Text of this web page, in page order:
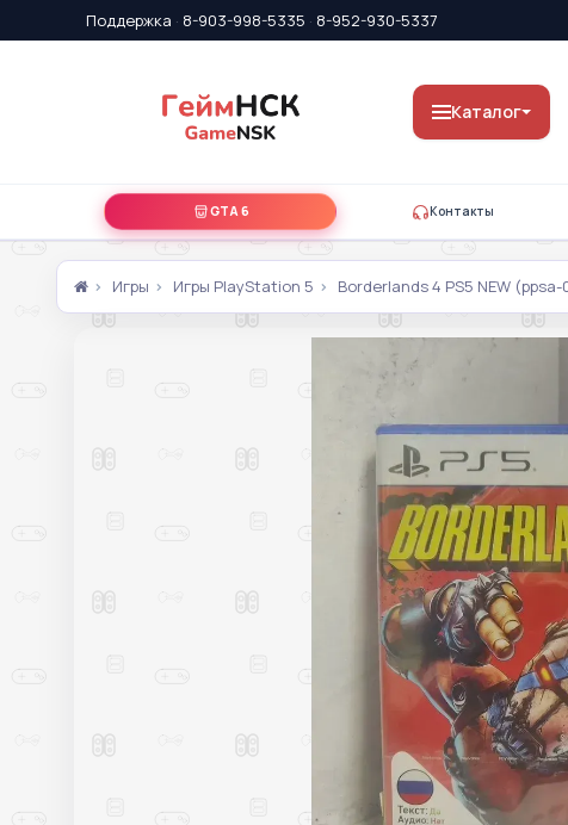
Поддержка · 8-903-998-5335 · 8-952-930-5337
Каталог
GTA 6 Контакты
Игры Игры PlayStation 5 Borderlands 4 PS5 NEW (ppsa-